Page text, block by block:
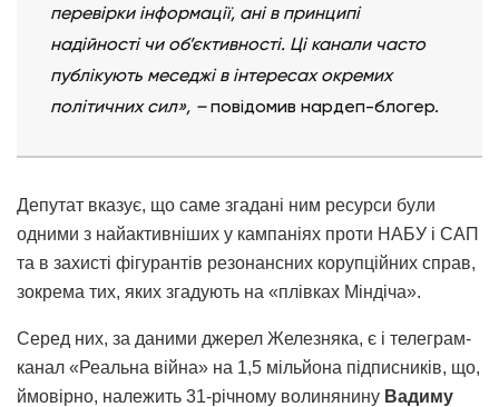
перевірки інформації, ані в принципі
надійності чи об’єктивності. Ці канали часто
публікують меседжі в інтересах окремих
політичних сил», –повідомив нардеп-блогер.
Депутат вказує, що саме згадані ним ресурси були
одними з найактивніших у кампаніях проти НАБУ і САП
та в захисті фігурантів резонансних корупційних справ,
зокрема тих, яких згадують на «плівках Міндіча».
Серед них, за даними джерел Железняка, є і телеграм-
канал «Реальна війна» на 1,5 мільйона підписників, що,
ймовірно, належить 31-річному волинянину Вадиму